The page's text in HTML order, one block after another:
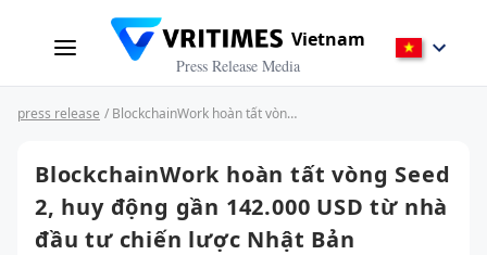
Vietnam
Press Release Media
press release / BlockchainWork hoàn tất vòng Seed 2, huy động gần 142.000 USD từ nhà đầu tư chiến lược Nhật Bản
BlockchainWork hoàn tất vòng Seed
2, huy động gần 142.000 USD từ nhà
đầu tư chiến lược Nhật Bản